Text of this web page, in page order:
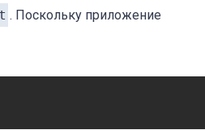
. Поскольку приложение